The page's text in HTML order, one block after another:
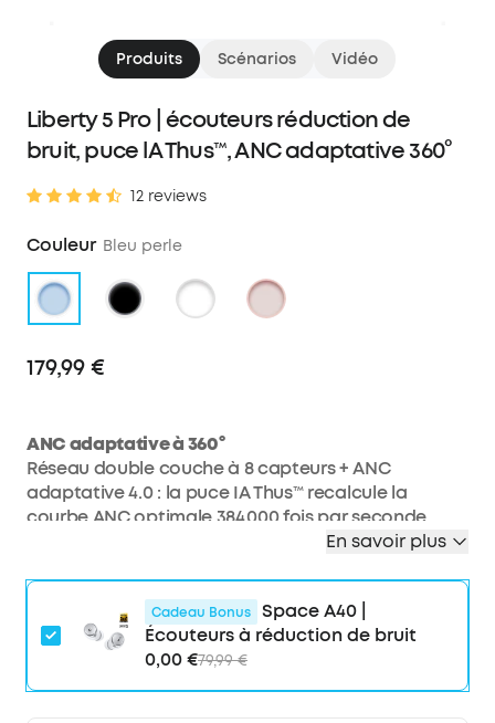
Produits Scénarios Vidéo
Liberty 5 Pro | écouteurs réduction de
bruit, puce lA Thus™, ANC adaptative 360°
12 reviews
Couleur Bleu perle
179,99 €
ANC adaptative à 360°
Réseau double couche à 8 capteurs + ANC
adaptative 4.0 : la puce IA Thus™ recalcule la
courbe ANC optimale 384 000 fois par seconde.
Contrairement à une ANC statique qui fixe une
particulièrement efficace en cas de bruit
complexe, par exemple au bureau (claviers, voix,
ventilation). Un vrai silence, dès que vous portez les
écouteurs. Deux fois plus performants que la
génération précédente.
En savoir plus
Cadeau Bonus
Space A40 |
Écouteurs à réduction de bruit
0,00 €79,99 €